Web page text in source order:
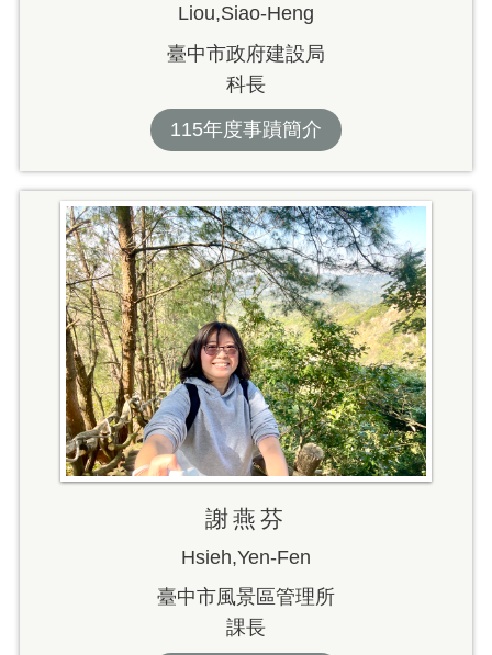
Liou,Siao-Heng
臺中市政府建設局
科長
115年度事蹟簡介
謝燕芬
Hsieh,Yen-Fen
臺中市風景區管理所
課長